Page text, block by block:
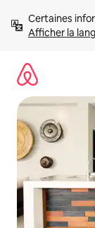
directement
Afficher la